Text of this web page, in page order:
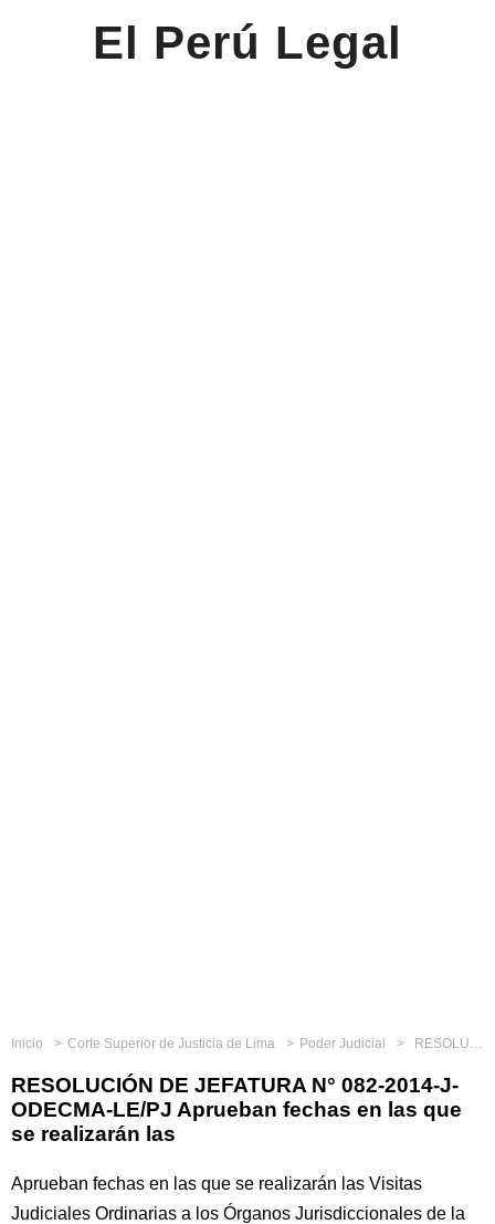
El Perú Legal
Inicio Corte Superior de Justicia de Lima Poder Judicial RESOLUCIÓN DE JEFATURA N° 082-2014-J-ODECMA-LE/PJ Aprueban fechas en las que se realizarán las
RESOLUCIÓN DE JEFATURA N° 082-2014-J-
ODECMA-LE/PJ Aprueban fechas en las que
se realizarán las
Aprueban fechas en las que se realizarán las Visitas
Judiciales Ordinarias a los Órganos Jurisdiccionales de la